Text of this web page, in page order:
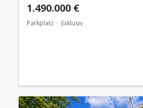
1.490.000 €
Parkplatz Exklusiv